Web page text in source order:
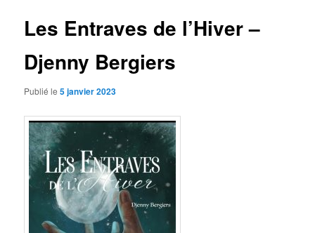
Les Entraves de l’Hiver –
Djenny Bergiers
Publié le5 janvier 2023